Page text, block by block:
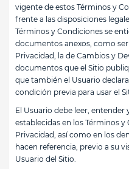
vigente de estos Términos y
frente a las disposiciones
Términos y Condiciones se
documentos anexos, como
Privacidad, la de Cambios y
documentos que el Sitio
que también el Usuario
condición previa para usar el
El Usuario debe leer,
establecidas en los Términos
Privacidad, así como en los
hacen referencia, previo a su
Usuario del Sitio.